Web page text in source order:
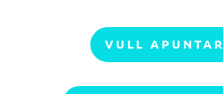
VULL